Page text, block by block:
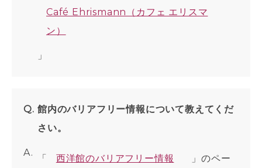
Café Ehrismann（カフェ エリスマ
ン）
」
館内のバリアフリー情報について教えてくだ
さい。
「 西洋館のバリアフリー情報 」のペー